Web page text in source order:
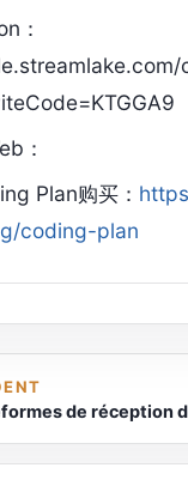
：
：
Plan购买 ：
coding-plan
de réception